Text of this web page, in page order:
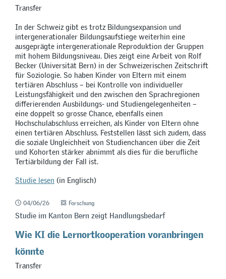
Transfer
In der Schweiz gibt es trotz Bildungsexpansion und
intergenerationaler Bildungsaufstiege weiterhin eine
ausgeprägte intergenerationale Reproduktion der Gruppen
mit hohem Bildungsniveau. Dies zeigt eine Arbeit von Rolf
Becker (Universität Bern) in der Schweizerischen Zeitschrift
für Soziologie. So haben Kinder von Eltern mit einem
tertiären Abschluss – bei Kontrolle von individueller
Leistungsfähigkeit und den zwischen den Sprachregionen
differierenden Ausbildungs- und Studiengelegenheiten –
eine doppelt so grosse Chance, ebenfalls einen
Hochschulabschluss erreichen, als Kinder von Eltern ohne
einen tertiären Abschluss. Feststellen lässt sich zudem, dass
die soziale Ungleichheit von Studienchancen über die Zeit
und Kohorten stärker abnimmt als dies für die berufliche
Tertiärbildung der Fall ist.
Studie lesen (in Englisch)
04/06/26 Forschung
Studie im Kanton Bern zeigt Handlungsbedarf
Wie KI die Lernortkooperation voranbringen
könnte
Transfer